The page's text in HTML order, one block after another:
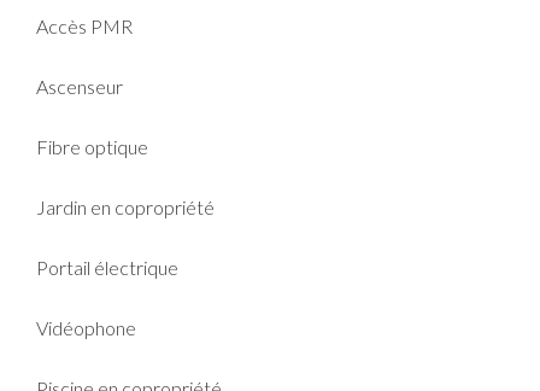
Accès PMR
Ascenseur
Fibre optique
Jardin en copropriété
Portail électrique
Vidéophone